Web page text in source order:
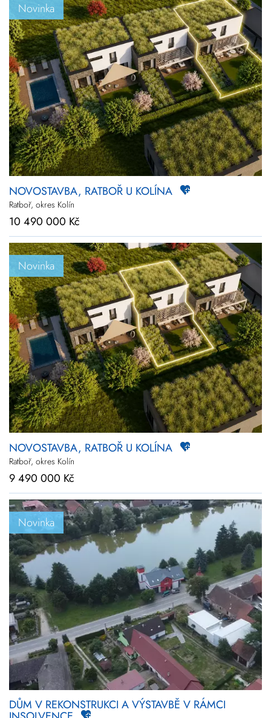
Novinka
NOVOSTAVBA, RATBOŘ U KOLÍNA
Ratboř, okres Kolín
10 490 000 Kč
Novinka
NOVOSTAVBA, RATBOŘ U KOLÍNA
Ratboř, okres Kolín
9 490 000 Kč
Novinka
DŮM V REKONSTRUKCI A VÝSTAVBĚ V RÁMCI